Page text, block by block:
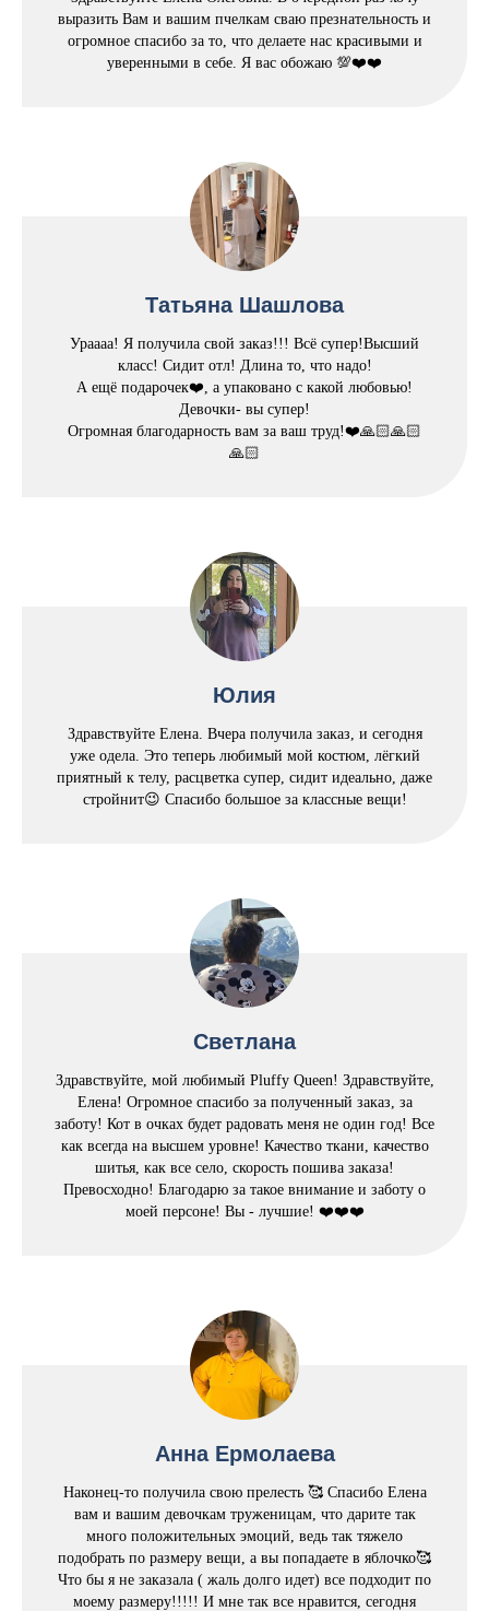
выразить Вам и вашим пчелкам сваю презнательность и
огромное спасибо за то, что делаете нас красивыми и
уверенными в себе. Я вас обожаю 💯❤️❤️
Татьяна Шашлова
Ураааа! Я получила свой заказ!!! Всё супер!Высший
класс! Сидит отл! Длина то, что надо!
А ещё подарочек❤️, а упаковано с какой любовью!
Девочки- вы супер!
Огромная благодарность вам за ваш труд!❤️🙏🏻🙏🏻
🙏🏻
Юлия
Здравствуйте Елена. Вчера получила заказ, и сегодня
уже одела. Это теперь любимый мой костюм, лёгкий
приятный к телу, расцветка супер, сидит идеально, даже
стройнит😉 Спасибо большое за классные вещи!
Светлана
Здравствуйте, мой любимый Pluffy Queen! Здравствуйте,
Елена! Огромное спасибо за полученный заказ, за
заботу! Кот в очках будет радовать меня не один год! Все
как всегда на высшем уровне! Качество ткани, качество
шитья, как все село, скорость пошива заказа!
Превосходно! Благодарю за такое внимание и заботу о
моей персоне! Вы - лучшие! ❤️❤️❤️
Анна Ермолаева
Наконец-то получила свою прелесть 🥰 Спасибо Елена
вам и вашим девочкам труженицам, что дарите так
много положительных эмоций, ведь так тяжело
подобрать по размеру вещи, а вы попадаете в яблочко🥰
Что бы я не заказала ( жаль долго идет) все подходит по
моему размеру!!!!! И мне так все нравится, сегодня